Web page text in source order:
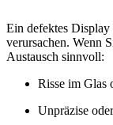
Ein defektes Display
verursachen. Wenn
Austausch sinnvoll:
Risse im Glas
Unpräzise